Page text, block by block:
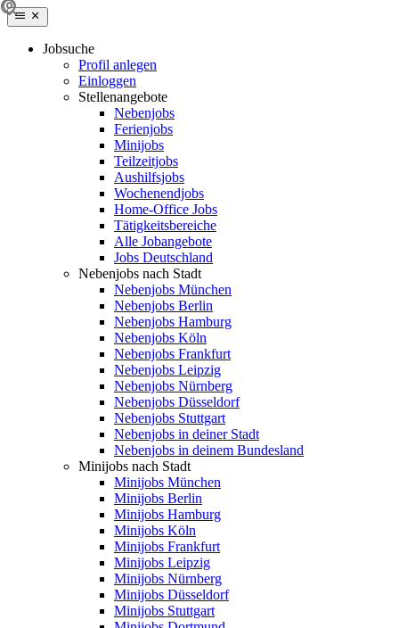
Jobsuche
Profil anlegen
Einloggen
Stellenangebote
Nebenjobs
Ferienjobs
Minijobs
Teilzeitjobs
Aushilfsjobs
Wochenendjobs
Home-Office Jobs
Tätigkeitsbereiche
Alle Jobangebote
Jobs Deutschland
Nebenjobs nach Stadt
Nebenjobs München
Nebenjobs Berlin
Nebenjobs Hamburg
Nebenjobs Köln
Nebenjobs Frankfurt
Nebenjobs Leipzig
Nebenjobs Nürnberg
Nebenjobs Düsseldorf
Nebenjobs Stuttgart
Nebenjobs in deiner Stadt
Nebenjobs in deinem Bundesland
Minijobs nach Stadt
Minijobs München
Minijobs Berlin
Minijobs Hamburg
Minijobs Köln
Minijobs Frankfurt
Minijobs Leipzig
Minijobs Nürnberg
Minijobs Düsseldorf
Minijobs Stuttgart